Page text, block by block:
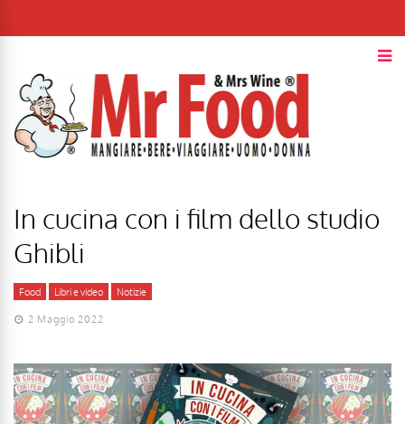
In cucina con i film dello studio
Ghibli
Food Libri e video Notizie
2 Maggio 2022